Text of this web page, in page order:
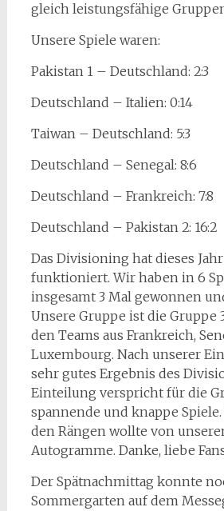
gleich leistungsfähige
Unsere Spiele waren:
Pakistan 1 – Deutschland: 2:3
Deutschland – Italien: 0:14
Taiwan – Deutschland: 5:3
Deutschland – Senegal: 8:6
Deutschland – Frankreich: 7:8
Deutschland – Pakistan 2: 16:2
Das Divisioning hat dieses
funktioniert. Wir haben in 6
insgesamt 3 Mal gewonnen
Unsere Gruppe ist die Gruppe
den Teams aus Frankreich,
Luxembourg. Nach unserer
sehr gutes Ergebnis des
Einteilung verspricht für die
spannende und knappe Spiele.
den Rängen wollte von
Autogramme. Danke, liebe
Der Spätnachmittag konnte
Sommergarten auf dem